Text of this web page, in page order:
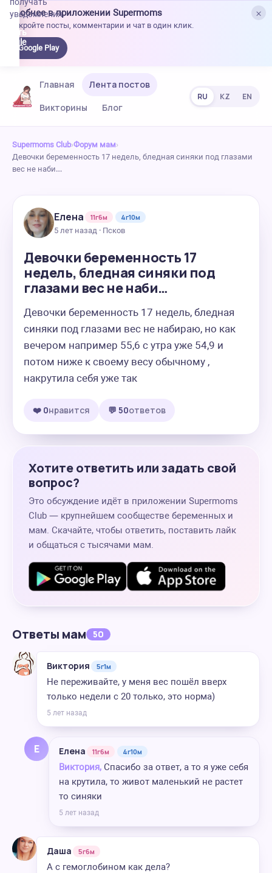
×
Удобнее в приложении Supermoms
Откройте посты, комментарии и чат в один клик.
Google Play
уведомления.
Главная
Лента постов
Викторины
Блог
RU KZ EN
Supermoms Club›Форум мам›
Девочки беременность 17 недель, бледная синяки под глазами
вес не наби…
Елена 11г6м
4г10м
5 лет назад · Псков
Девочки беременность 17
недель, бледная синяки под
глазами вес не наби…
Девочки беременность 17 недель, бледная
синяки под глазами вес не набираю, но как
вечером например 55,6 с утра уже 54,9 и
потом ниже к своему весу обычному ,
накрутила себя уже так
❤️ 0нравится 💬 50ответов
Хотите ответить или задать свой
вопрос?
Это обсуждение идёт в приложении Supermoms
Club — крупнейшем сообществе беременных и
мам. Скачайте, чтобы ответить, поставить лайк
и общаться с тысячами мам.
Ответы мам 50
Виктория 5г1м
Не переживайте, у меня вес пошёл вверх
только недели с 20 только, это норма)
5 лет назад
Е Елена 11г6м 4г10м
Виктория, Спасибо за ответ, а то я уже себя
на крутила, то живот маленький не растет
то синяки
5 лет назад
Даша 5г6м
А с гемоглобином как дела?